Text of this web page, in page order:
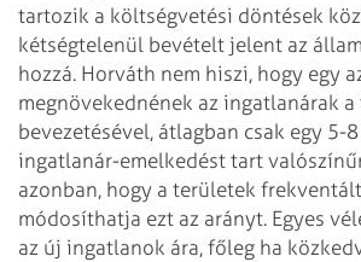
tartozik a költségvetési döntések
kétségtelenül bevételt jelent az
hozzá. Horváth nem hiszi, hogy egy
megnövekednének az ingatlanárak
bevezetésével, átlagban csak egy 5-
ingatlanár-emelkedést tart
azonban, hogy a területek
módosíthatja ezt az arányt. Egyes
az új ingatlanok ára, főleg ha